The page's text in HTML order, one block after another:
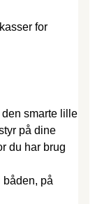
for
smarte lille
på dine
du har brug
båden, på